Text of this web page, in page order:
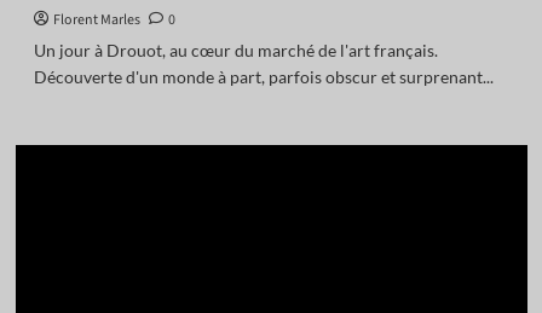
Florent Marles
0
Un jour à Drouot, au cœur du marché de l'art français.
Découverte d'un monde à part, parfois obscur et surprenant...